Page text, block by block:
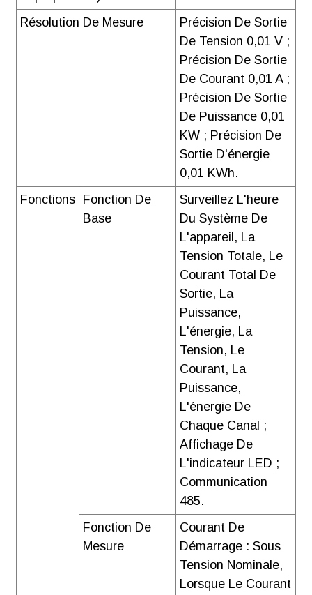
Résolution De Mesure
Précision De Sortie
De Tension 0,01 V ;
Précision De Sortie
De Courant 0,01 A ;
Précision De Sortie
De Puissance 0,01
KW ; Précision De
Sortie D'énergie
0,01 KWh.
Fonctions
Fonction De
Base
Surveillez L'heure
Du Système De
L'appareil, La
Tension Totale, Le
Courant Total De
Sortie, La
Puissance,
L'énergie, La
Tension, Le
Courant, La
Puissance,
L'énergie De
Chaque Canal ;
Affichage De
L'indicateur LED ;
Communication
485.
Fonction De
Mesure
Courant De
Démarrage : Sous
Tension Nominale,
Lorsque Le Courant